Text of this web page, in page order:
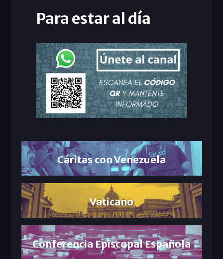
Para estar al día
Cáritas con Venezuela
Vaticano
Conferencia Episcopal Española